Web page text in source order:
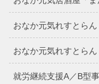
おなか元気れすとらん
おなか元気れすとらん
就労継続支援A／B型